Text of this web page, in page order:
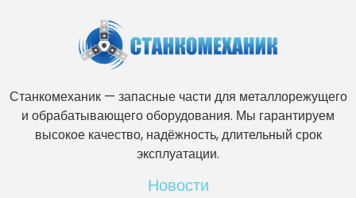
Станкомеханик — запасные части для металлорежущего
и обрабатывающего оборудования. Мы гарантируем
высокое качество, надёжность, длительный срок
эксплуатации.
Новости